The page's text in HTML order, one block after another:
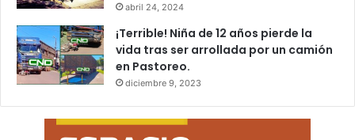
abril 24, 2024
¡Terrible! Niña de 12 años pierde la
vida tras ser arrollada por un camión
en Pastoreo.
diciembre 9, 2023